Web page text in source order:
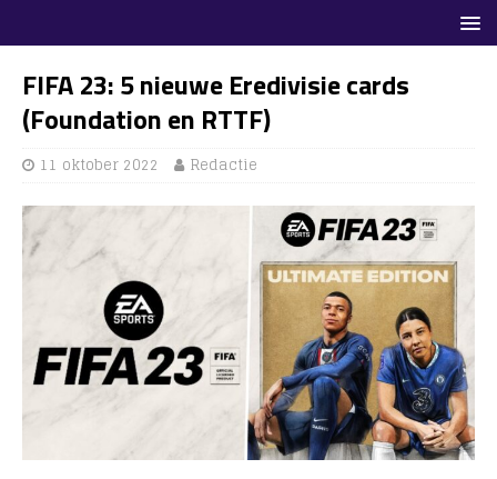
FIFA 23: 5 nieuwe Eredivisie cards
(Foundation en RTTF)
11 oktober 2022 Redactie